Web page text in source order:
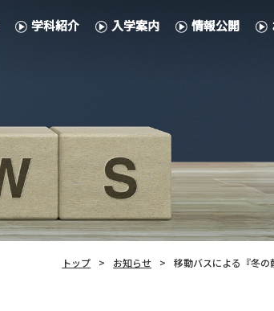
学科紹介 入学案内 情報公開
トップ お知らせ 移動バスによる『冬の